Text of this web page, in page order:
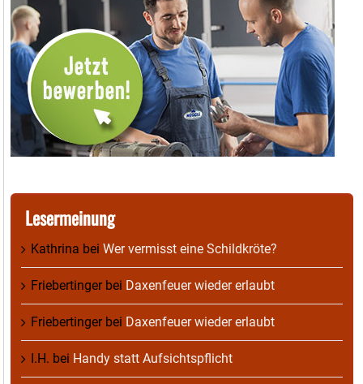
Lesermeinung
Kathrina bei Wer vermisst eine Schildkröte?
Friebertingerbei Daxenfeuer wieder erlaubt
Friebertingerbei Daxenfeuer wieder erlaubt
I.H. bei Handy statt Aufsichtspflicht